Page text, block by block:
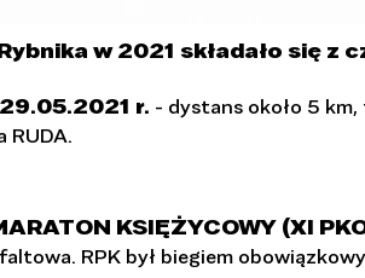
w 2021 składało się z
r. - dystans około 5
RUDA.
KSIĘŻYCOWY (XI
RPK był biegiem